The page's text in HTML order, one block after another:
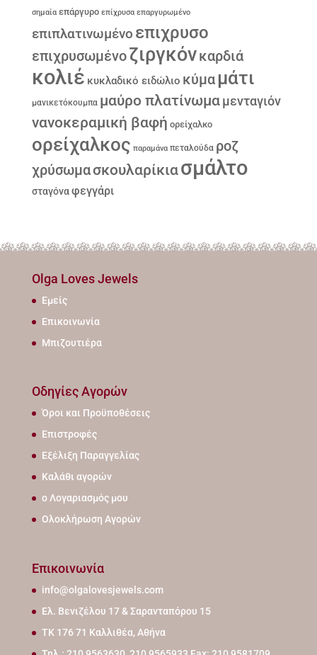
σημαία επάργυρο επίχρυσα επαργυρωμένο
επιπλατινωμένο επιχρυσο
επιχρυσωμένοζιργκόνκαρδιά
κολιέ κυκλαδικό ειδώλιο κύμα μάτι
μανικετόκουμπα μαύρο πλατίνωμα μενταγιόν
νανοκεραμική βαφή ορείχαλκο
ορείχαλκος παραμάνα πεταλούδα ροζ
χρύσωμασκουλαρίκιασμάλτο
σταγόνα φεγγάρι
Olga Loves Jewels
Εμείς
Επικοινωνία
Μπιζουτιέρα
Οδηγίες Αγορών
Όροι και Προϋποθέσεις
Επιστροφές
Εξέλιξη Παραγγελίας
Καλάθι αγορών
ο Λογαριασμός μου
Ολοκλήρωση Αγορών
Επικοινωνία
info@olgalovesjewels.com
Ελ. Βενιζέλου 17 & Σαρανταπόρου 15
ΤΚ 176 71 Καλλιθέα, Αθήνα